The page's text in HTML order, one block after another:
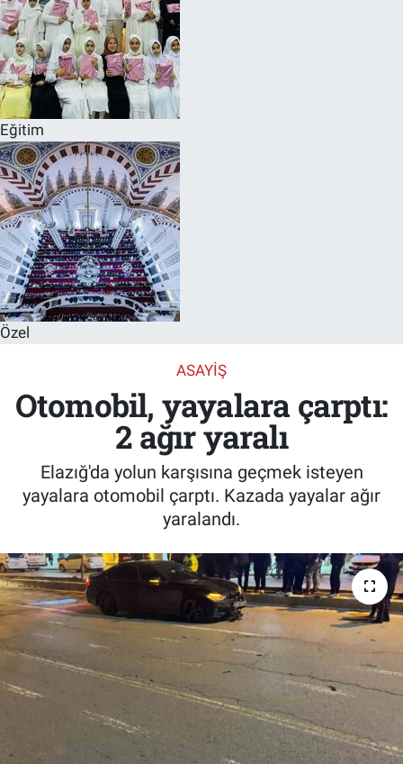
Eğitim
Özel
ASAYIŞ
Otomobil, yayalara çarptı:
2 ağır yaralı
Elazığ'da yolun karşısına geçmek isteyen
yayalara otomobil çarptı. Kazada yayalar ağır
yaralandı.